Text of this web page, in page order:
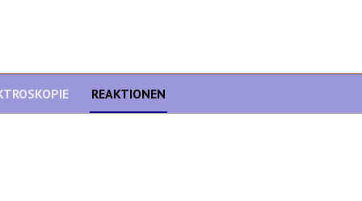
REAKTIONEN